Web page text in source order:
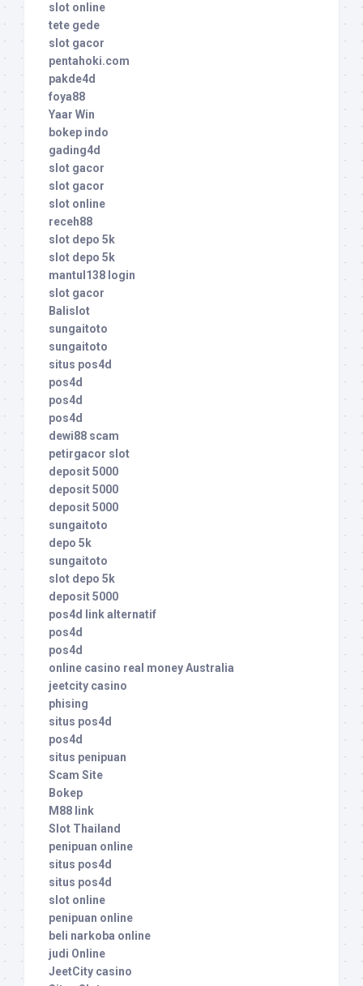
slot online
tete gede
slot gacor
pentahoki.com
pakde4d
foya88
Yaar Win
bokep indo
gading4d
slot gacor
slot gacor
slot online
receh88
slot depo 5k
slot depo 5k
mantul138 login
slot gacor
Balislot
sungaitoto
sungaitoto
situs pos4d
pos4d
pos4d
pos4d
dewi88 scam
petirgacor slot
deposit 5000
deposit 5000
deposit 5000
sungaitoto
depo 5k
sungaitoto
slot depo 5k
deposit 5000
pos4d link alternatif
pos4d
pos4d
online casino real money Australia
jeetcity casino
phising
situs pos4d
pos4d
situs penipuan
Scam Site
Bokep
M88 link
Slot Thailand
penipuan online
situs pos4d
situs pos4d
slot online
penipuan online
beli narkoba online
judi Online
JeetCity casino